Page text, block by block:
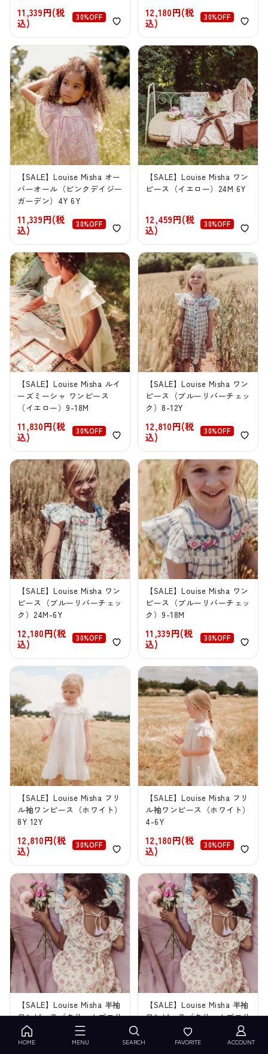
11,339円(税
込)
30%OFF
12,180円(税
込)
30%OFF
【SALE】Louise Misha オー
バーオール（ピンクデイジー
ガーデン）4Y 6Y
11,339円(税
込)
30%OFF
【SALE】Louise Misha ワン
ピース（イエロー）24M 6Y
12,459円(税
込)
30%OFF
【SALE】Louise Misha ルイ
ーズミーシャ ワンピース
（イエロー）9-18M
11,830円(税
込)
30%OFF
【SALE】Louise Misha ワン
ピース（ブルーリバーチェッ
ク）8-12Y
12,810円(税
込)
30%OFF
【SALE】Louise Misha ワン
ピース（ブルーリバーチェッ
ク）24M-6Y
12,180円(税
込)
30%OFF
【SALE】Louise Misha ワン
ピース（ブルーリバーチェッ
ク）9-18M
11,339円(税
込)
30%OFF
【SALE】Louise Misha フリ
ル袖ワンピース（ホワイト）
8Y 12Y
12,810円(税
込)
30%OFF
【SALE】Louise Misha フリ
ル袖ワンピース（ホワイト）
4-6Y
12,180円(税
込)
30%OFF
【SALE】Louise Misha 半袖
ワンピース（クリームブコリ
アフィールズ）8Y 10Y
12,810円(税
【SALE】Louise Misha 半袖
ワンピース（クリームブコリ
アフィールズ）4Y
12,180円(税
HOME MENU SEARCH FAVORITE ACCOUNT